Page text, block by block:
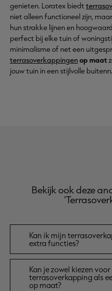
genieten. Loratex biedt
niet alleen functioneel zijn,
hun strakke lijnen en
perfect bij elke tuin of
minimalisme of net een
terrasoverkappingen op maat
jouw tuin in een stijlvolle
Bekijk ook deze
Kan ik mijn
extra functies?
Kan je zowel kiezen
terrasoverkapping als
op maat?